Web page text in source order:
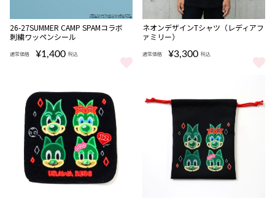
26-27SUMMER CAMP SPAMコラボ
刺繍ワッペンシール
通常価格 ¥1,400 税込
26-27SUMMER CAMP SPAMコラボ 刺繍ワッペンシール をもっと
ネオンデザインTシャツ（レディアフ
ァミリー）
通常価格 ¥3,300 税込
ネオンデザインTシャツ（レディ